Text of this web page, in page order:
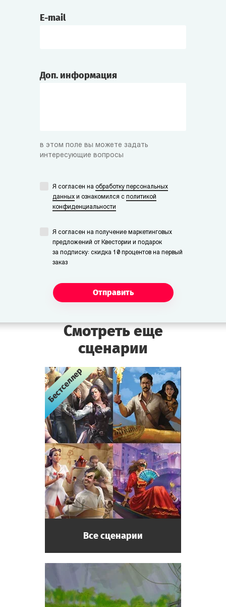
E-mail
Доп. информация
в этом поле вы можете задать
интересующие вопросы
Я согласен на обработку персональных
данных и ознакомился с политикой
конфиденциальности
Я согласен на получение маркетинговых
предложений от Квестории и подарок
за подписку: скидка 10 процентов на первый
заказ
Отправить
Смотреть еще
сценарии
Все сценарии
Бестселлер
Бестселлер
Бестселлер